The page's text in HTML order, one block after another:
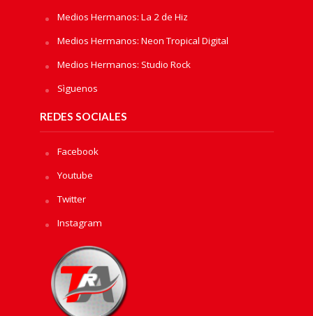
Medios Hermanos: La 2 de Hiz
Medios Hermanos: Neon Tropical Digital
Medios Hermanos: Studio Rock
Sìguenos
REDES SOCIALES
Facebook
Youtube
Twitter
Instagram